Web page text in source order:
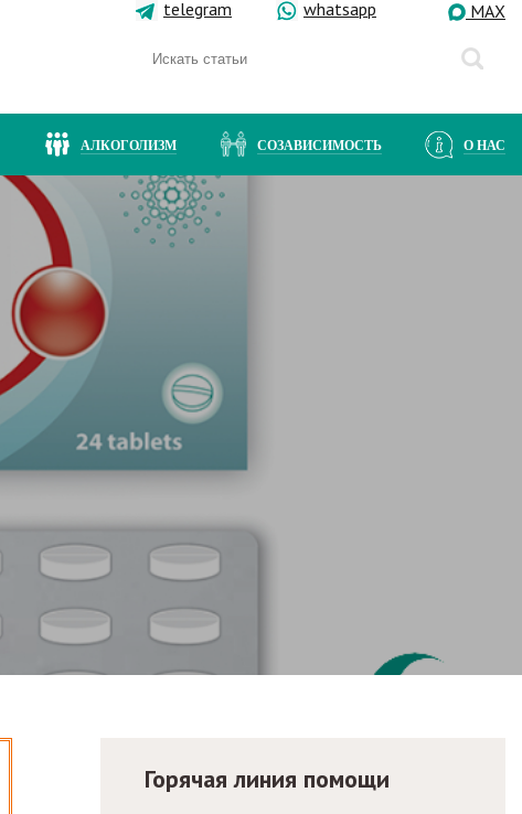
telegram whatsapp MAX
АЛКОГОЛИЗМ СОЗАВИСИМОСТЬ О НАС
Горячая линия помощи